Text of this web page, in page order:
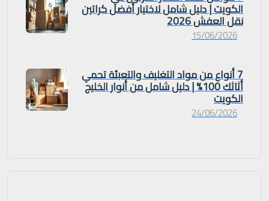
الكويت | دليل شامل لاختيار أفضل كراتين
نقل العفش 2026
15/06/2026
7 أنواع من مواد التغليف والتعبئة تحمي
أثاثك 100% | دليل شامل من أنوار الخليج
الكويت
24/06/2026